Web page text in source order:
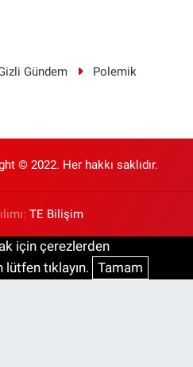
Gündem
Polemik
© 2022. Her hakkı saklıdır.
TE Bilişim
için çerezlerden
tıklayın. Tamam